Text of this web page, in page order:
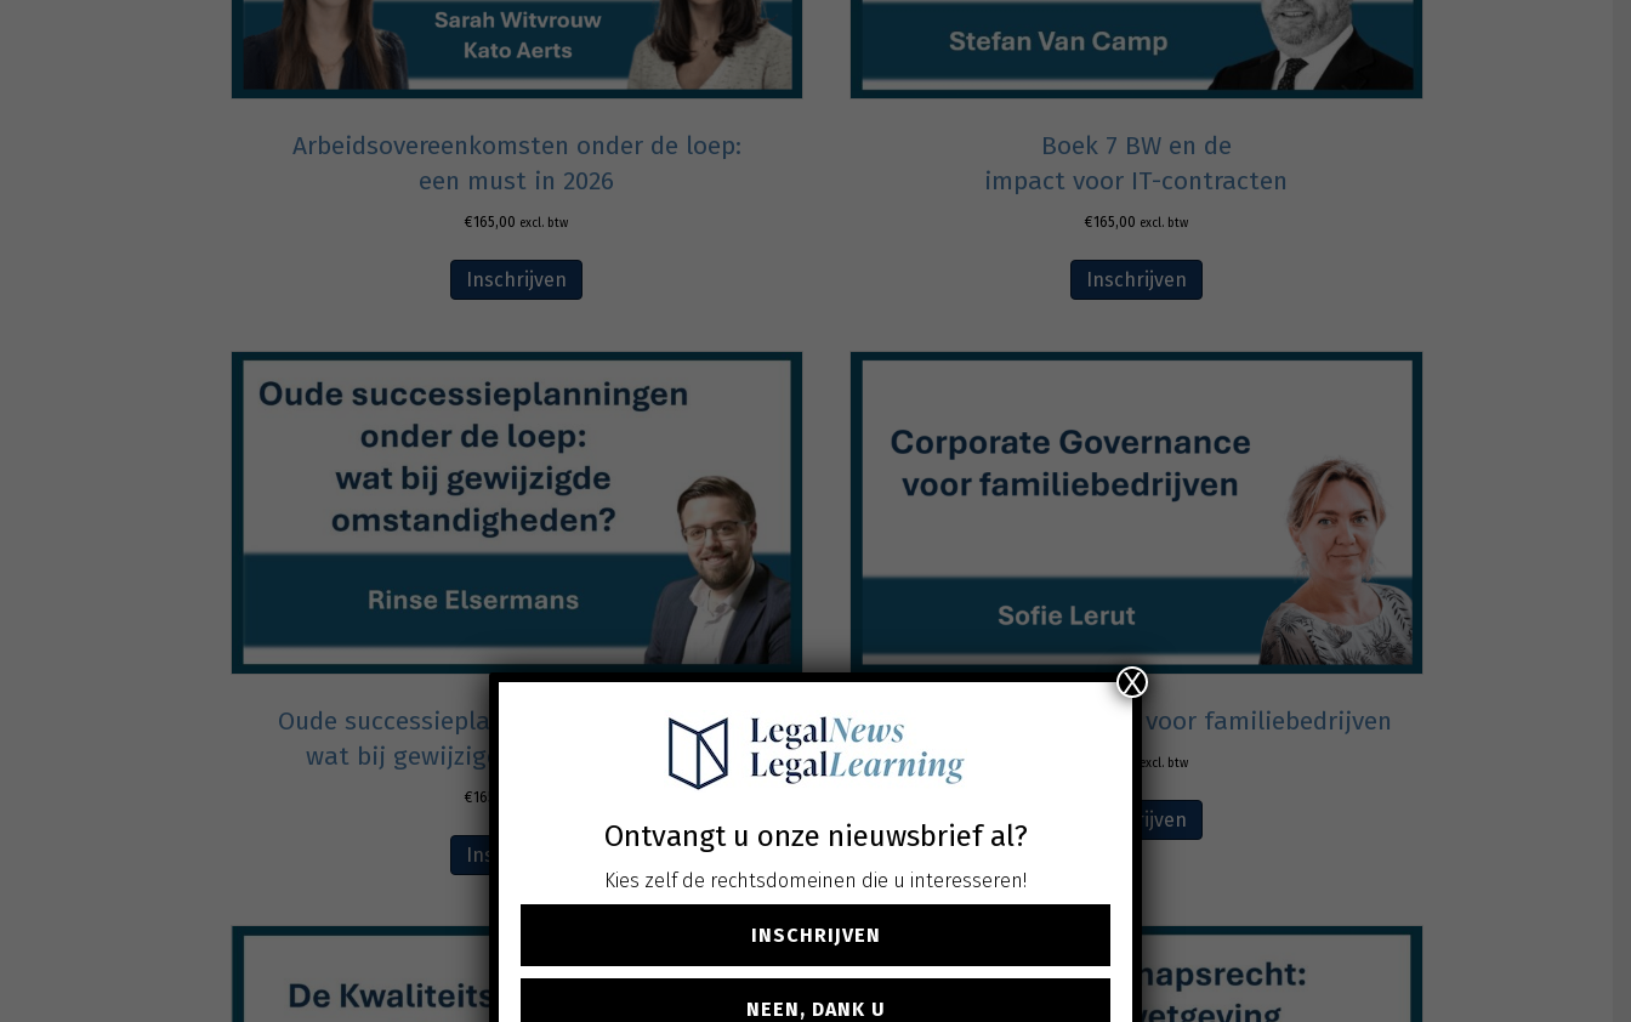
Arbeidsovereenkomsten onder de loep:
een must in 2026
€165,00 excl. btw
Inschrijven
Boek 7 BW en de
impact voor IT-contracten
€165,00 excl. btw
Inschrijven
Oude successieplanningen onder de loep:
wat bij gewijzigde omstandigheden?
€165,00
Inschrijven
Corporate Governance voor familiebedrijven
excl. btw
Inschrijven
Ontvangt u onze nieuwsbrief al?
Kies zelf de rechtsdomeinen die u interesseren!
INSCHRIJVEN
NEEN, DANK U
X